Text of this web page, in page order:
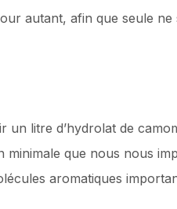
autant, afin que seule
litre d’hydrolat de
minimale que nous nous
aromatiques